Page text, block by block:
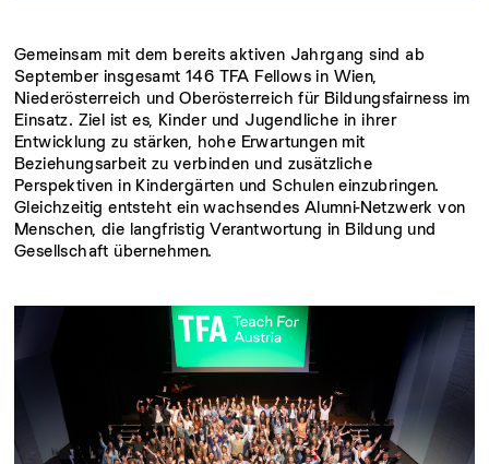
Gemeinsam mit dem bereits aktiven Jahrgang sind ab
September insgesamt 146 TFA Fellows in Wien,
Niederösterreich und Oberösterreich für Bildungsfairness im
Einsatz. Ziel ist es, Kinder und Jugendliche in ihrer
Entwicklung zu stärken, hohe Erwartungen mit
Beziehungsarbeit zu verbinden und zusätzliche
Perspektiven in Kindergärten und Schulen einzubringen.
Gleichzeitig entsteht ein wachsendes Alumni-Netzwerk von
Menschen, die langfristig Verantwortung in Bildung und
Gesellschaft übernehmen.